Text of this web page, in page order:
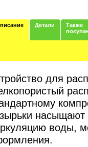
Детали
Также
для
воды,